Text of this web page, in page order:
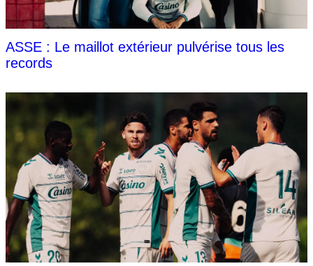
ASSE : Le maillot extérieur pulvérise tous les
records